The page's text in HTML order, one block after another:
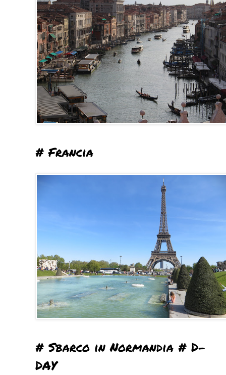
# Francia
# Sbarco in Normandia # D-
DAY